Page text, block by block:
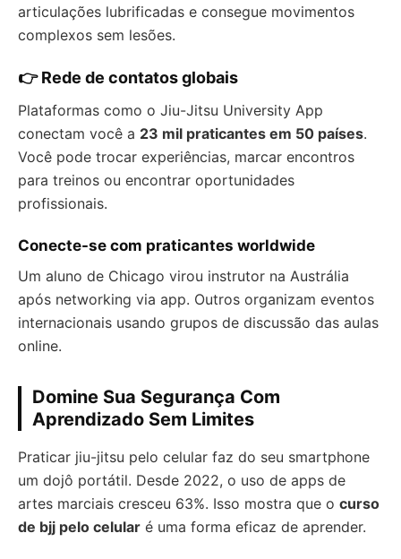
articulações lubrificadas e consegue movimentos
complexos sem lesões.
👉 Rede de contatos globais
Plataformas como o Jiu-Jitsu University App
conectam você a 23 mil praticantes em 50 países.
Você pode trocar experiências, marcar encontros
para treinos ou encontrar oportunidades
profissionais.
Conecte-se com praticantes worldwide
Um aluno de Chicago virou instrutor na Austrália
após networking via app. Outros organizam eventos
internacionais usando grupos de discussão das aulas
online.
Domine Sua Segurança Com
Aprendizado Sem Limites
Praticar jiu-jitsu pelo celular faz do seu smartphone
um dojô portátil. Desde 2022, o uso de apps de
artes marciais cresceu 63%. Isso mostra que o curso
de bjj pelo celular é uma forma eficaz de aprender.